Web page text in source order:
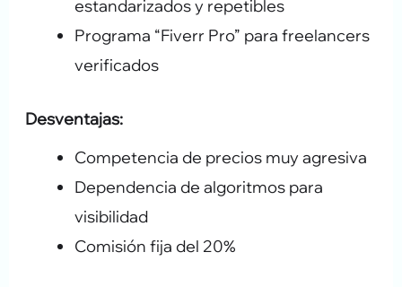
estandarizados y repetibles
Programa “Fiverr Pro” para freelancers
verificados
Desventajas:
Competencia de precios muy agresiva
Dependencia de algoritmos para
visibilidad
Comisión fija del 20%